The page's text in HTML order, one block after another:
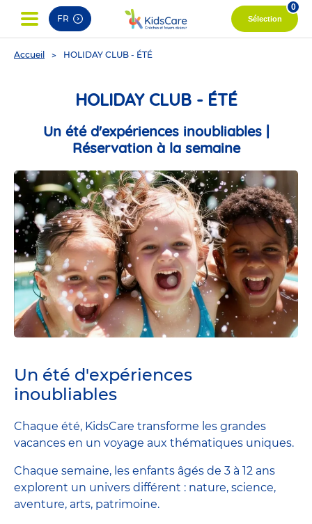
FR Sélection
0
You
Accueil HOLIDAY CLUB - ÉTÉ
HOLIDAY CLUB - ÉTÉ
Un été d'expériences inoubliables |
Réservation à la semaine
Un été d'expériences
inoubliables
Chaque été, KidsCare transforme les grandes
vacances en un voyage aux thématiques uniques.
Chaque semaine, les enfants âgés de 3 à 12 ans
explorent un univers différent : nature, science,
aventure, arts, patrimoine.